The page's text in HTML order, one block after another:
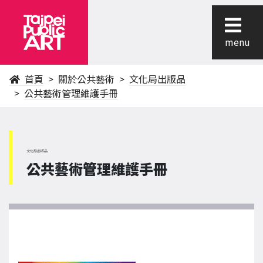
menu
首頁 關於公共藝術
文化局出版品
公共藝術管理維護手冊
文化局出版品
公共藝術管理維護手冊